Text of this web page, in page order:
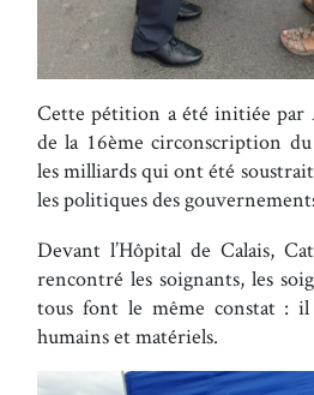
Cette pétition a été initiée par
de la 16ème circonscription
les milliards qui ont été
les politiques des
Devant l’Hôpital de Calais,
rencontré les soignants, les
tous font le même constat : il
humains et matériels.